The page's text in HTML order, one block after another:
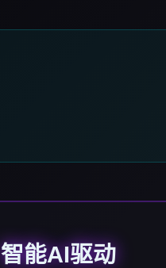
智能AI驱动